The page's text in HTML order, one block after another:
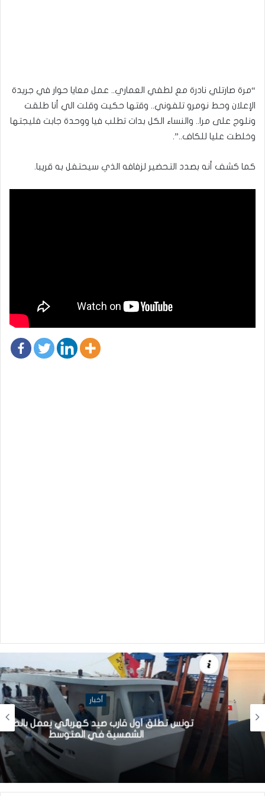
“مرة صارتلي نادرة مع لطفي العماري.. عمل معايا حوار في جريدة
الإعلان وحط نومرو تلفوني.. وقتها حكيت وقلت الي أنا طلقت
ونلوج على مرا.. والنساء الكل بدات تطلب فيا ووحدة جابت فليجتها
وخلطت عليا للكاف..”.
كما كشف أنه بصدد التحضير لزفافه الذي سيحتفل به قريبا.
أخبار
تونس تطلق أول قارب صيد كهربائي يعمل بالطاقة
الشمسية في المتوسط